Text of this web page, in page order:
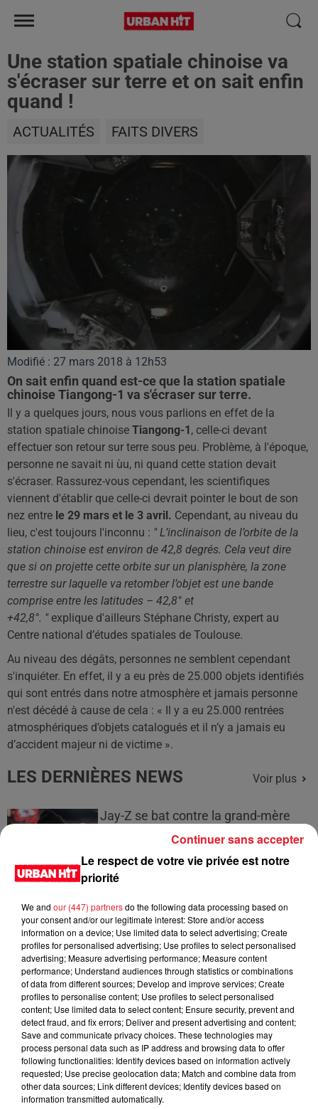
Une station spatiale chinoise va
s'écraser sur terre et on sait enfin
quand !
ACTUALITÉS FAITS DIVERS
Modifié : 27 mars 2018 à 12h53
On sait enfin quand est-ce que la station spatiale
chinoise Tiangong-1 va s'écraser sur terre.
Il y a quelques jours, nous vous parlions en effet de la
station spatiale chinoise Tiangong-1, celle-ci devant
effectuer son retour sur terre sous peu. Problème, à l'époque,
personne ne savait ni ùu, ni quand cette station devait
s'écraser. Rassurez-vous cependant, les scientifiques
viennent d'établir que celle-ci devrait pointer le bout de son
nez entre le 29 mars et le 3 avril. Cependant, au niveau du
lieu, c'est toujours l'inconnu : " L’inclinaison de l’orbite de la
station chinoise est environ de 42,8 degrés. Cela veut dire
que si on projette cette orbite sur un planisphère, la zone
terrestre sur laquelle va retomber l’objet est une bande
comprise entre les latitudes – 42,8° et
+42,8°. " explique d'ailleurs Stéphane Christy, expert au
Centre national d’études spatiales de Toulouse.
Au niveau des dégâts, personnes ne semblent cependant
s'inquiéter. En effet, il y a eu près de 25.000 objets identifiés
qui sont entrés dans notre atmosphère et jamais personne
n'est décédé à cause de cela : « Il y a eu 25.000 rentrées
atmosphériques d’objets catalogués et il n’y a jamais eu
d’accident majeur ni de victime ».
LES DERNIÈRES NEWS Voir plus
Jay-Z se bat contre la grand-mère
Cassie met fin à une ex-escorte
masculine dans sa bataille...
Des vitres tombent de la tour
Montparnasse : des désaccords
entre...
Incendies en Gironde : encore
Le respect de votre vie privée est notre
priorité
We and our (447) partnersdo the following data processing based on
your consent and/or our legitimate interest: Store and/or access
information on a device; Use limited data to select advertising; Create
profiles for personalised advertising; Use profiles to select personalised
advertising; Measure advertising performance; Measure content
performance; Understand audiences through statistics or combinations
of data from different sources; Develop and improve services; Create
profiles to personalise content; Use profiles to select personalised
content; Use limited data to select content; Ensure security, prevent and
detect fraud, and fix errors; Deliver and present advertising and content;
Save and communicate privacy choices. These technologies may
process personal data such as IP address and browsing data to offer
following functionalities: Identify devices based on information actively
requested; Use precise geolocation data; Match and combine data from
other data sources; Link different devices; Identify devices based on
information transmitted automatically.
Continuer sans accepter